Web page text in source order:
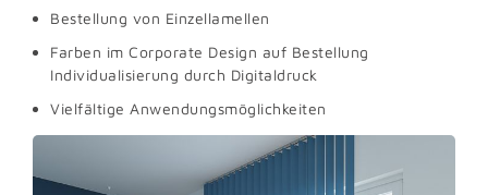
Bestellung von Einzellamellen
Farben im Corporate Design auf Bestellung
Individualisierung durch Digitaldruck
Vielfältige Anwendungsmöglichkeiten